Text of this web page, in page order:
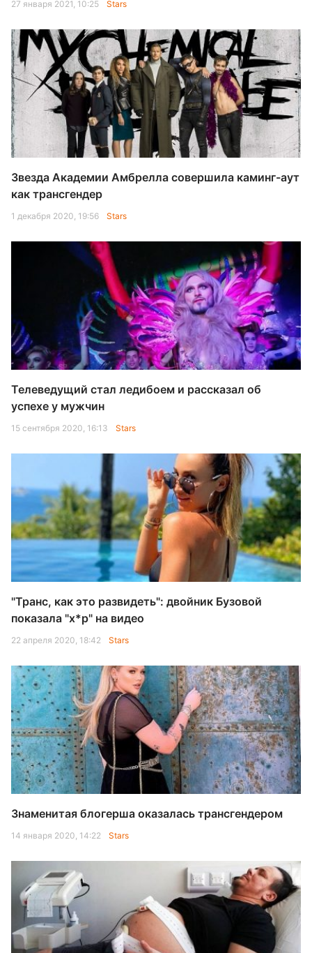
27 января 2021, 10:25 Stars
Звезда Академии Амбрелла совершила каминг-аут
как трансгендер
1 декабря 2020, 19:56 Stars
Телеведущий стал ледибоем и рассказал об
успехе у мужчин
15 сентября 2020, 16:13 Stars
"Транс, как это развидеть": двойник Бузовой
показала "х*р" на видео
22 апреля 2020, 18:42 Stars
Знаменитая блогерша оказалась трансгендером
14 января 2020, 14:22 Stars